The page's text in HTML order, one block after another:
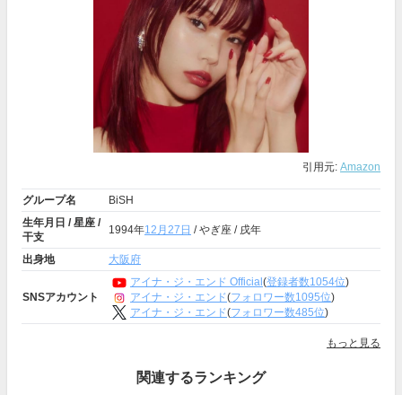
引用元: Amazon
グループ名
BiSH
生年月日 / 星座 /
干支
1994年12月27日 / やぎ座 / 戌年
出身地 大阪府
SNSアカウント
アイナ・ジ・エンド Official (登録者数1054位)
アイナ・ジ・エンド(フォロワー数1095位)
アイナ・ジ・エンド(フォロワー数485位)
もっと見る
関連するランキング